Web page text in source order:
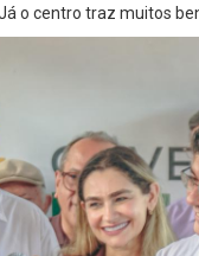
o centro traz muitos